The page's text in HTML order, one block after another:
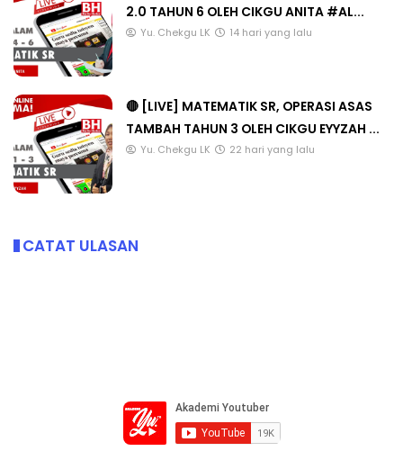
2.0 TAHUN 6 OLEH CIKGU ANITA #AL...
Yu. Chekgu LK 14 hari yang lalu
🔴 [LIVE] MATEMATIK SR, OPERASI ASAS
TAMBAH TAHUN 3 OLEH CIKGU EYYZAH ...
Yu. Chekgu LK 22 hari yang lalu
CATAT ULASAN